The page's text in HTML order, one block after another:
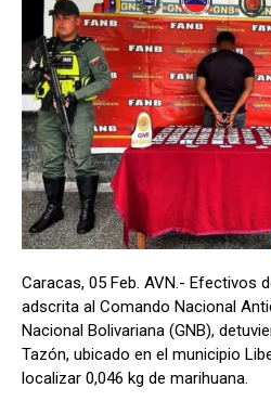
Caracas, 05 Feb. AVN.- Efectivos
adscrita al Comando Nacional
Nacional Bolivariana (GNB),
Tazón, ubicado en el municipio
localizar 0,046 kg de marihuana.